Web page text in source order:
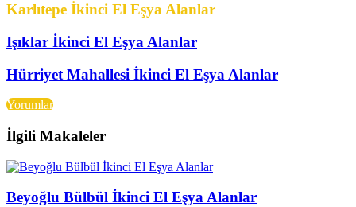
Karlıtepe İkinci El Eşya Alanlar
Işıklar İkinci El Eşya Alanlar
Hürriyet Mahallesi İkinci El Eşya Alanlar
Yorumlar
İlgili Makaleler
Beyoğlu Bülbül İkinci El Eşya Alanlar